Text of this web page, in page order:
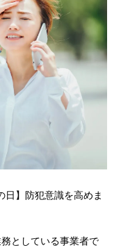
】防犯意識を高めま
としている事業者で